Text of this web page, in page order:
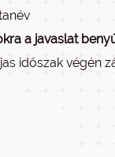
a javaslat
időszak végén